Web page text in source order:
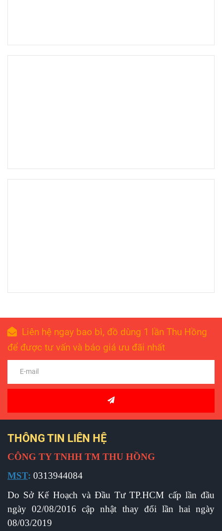
Liên hệ ngay bao bì, đồ dùng 1 lần Thu Hồng
để được tư vấn và báo giá ưu đãi nhất
THÔNG TIN LIÊN HỆ
CÔNG TY TNHH TM THU HỒNG
MST: 0313944084
Do Sở Kế Hoạch và Đầu Tư TP.HCM cấp lần đầu
ngày 02/08/2016 cập nhật thay đổi lần hai ngày
08/03/2019